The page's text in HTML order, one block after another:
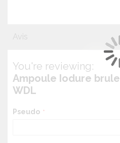
Avis
You're reviewing:
Ampoule Iodure
WDL
Pseudo